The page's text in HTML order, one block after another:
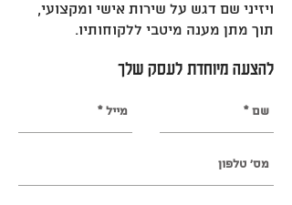
ויזיני שם דגש על שירות אישי ומקצועי,
תוך מתן מענה מיטבי ללקוחותיו.
להצעה מיוחדת לעסק שלך